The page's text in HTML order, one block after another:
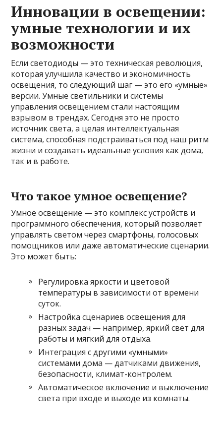
Инновации в освещении:
умные технологии и их
возможности
Если светодиоды — это техническая революция,
которая улучшила качество и экономичность
освещения, то следующий шаг — это его «умные»
версии. Умные светильники и системы
управления освещением стали настоящим
взрывом в трендах. Сегодня это не просто
источник света, а целая интеллектуальная
система, способная подстраиваться под наш ритм
жизни и создавать идеальные условия как дома,
так и в работе.
Что такое умное освещение?
Умное освещение — это комплекс устройств и
программного обеспечения, который позволяет
управлять светом через смартфоны, голосовых
помощников или даже автоматические сценарии.
Это может быть:
Регулировка яркости и цветовой
температуры в зависимости от времени
суток.
Настройка сценариев освещения для
разных задач — например, яркий свет для
работы и мягкий для отдыха.
Интеграция с другими «умными»
системами дома — датчиками движения,
безопасности, климат-контролем.
Автоматическое включение и выключение
света при входе и выходе из комнаты.